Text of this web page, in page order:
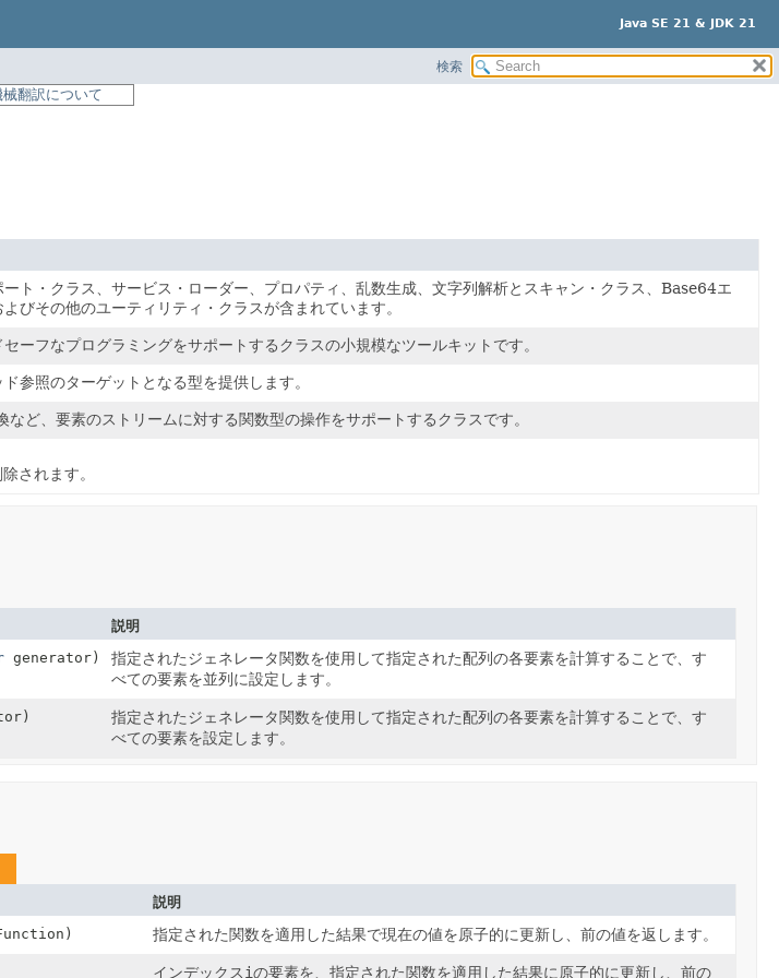
Java SE 21 & JDK 21
検索
械翻訳について
ト・クラス、サービス・ローダー、プロパティ、乱数生成、文字列解析とスキャン・クラス、Base64エ
びその他のユーティリティ・クラスが含まれています。
ーフなプログラミングをサポートするクラスの小規模なツールキットです。
参照のターゲットとなる型を提供します。
ど、要素のストリームに対する関数型の操作をサポートするクラスです。
されます。
説明
generator)
指定されたジェネレータ関数を使用して指定された配列の各要素を計算することで、す
べての要素を並列に設定します。
指定されたジェネレータ関数を使用して指定された配列の各要素を計算することで、す
べての要素を設定します。
説明
指定された関数を適用した結果で現在の値を原子的に更新し、前の値を返します。
インデックスiの要素を、指定された関数を適用した結果に原子的に更新し、前の